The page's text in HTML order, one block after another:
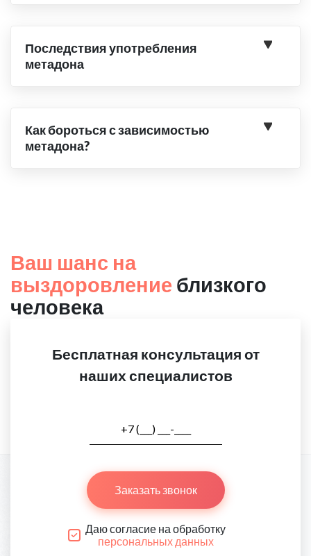
Последствия употребления
метадона
Как бороться с зависимостью
метадона?
Ваш шанс на
выздоровление близкого
человека
Бесплатная консультация от
наших специалистов
Заказать звонок
Даю согласие на обработку
персональных данных